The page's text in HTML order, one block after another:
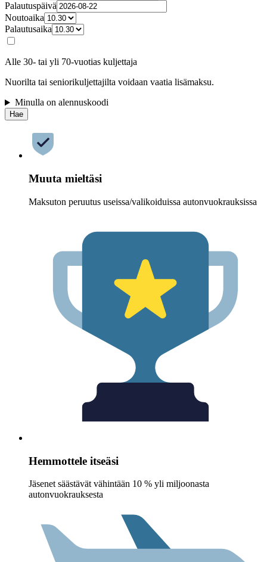
Palautuspäivä
Noutoaika
Palautusaika
Alle 30- tai yli 70-vuotias kuljettaja
Nuorilta tai seniorikuljettajilta voidaan vaatia lisämaksu.
Minulla on alennuskoodi
Hae
Muuta mieltäsi
Maksuton peruutus useissa/valikoiduissa autonvuokrauksissa
Hemmottele itseäsi
Jäsenet säästävät vähintään 10 % yli miljoonasta
autonvuokrauksesta